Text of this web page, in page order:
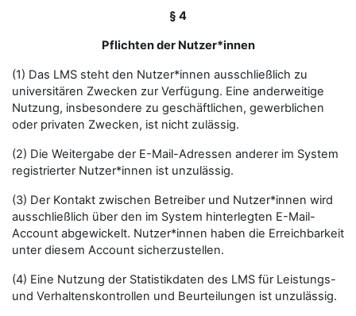
§ 4
Pflichten der Nutzer*innen
(1) Das LMS steht den Nutzer*innen ausschließlich zu
universitären Zwecken zur Verfügung. Eine anderweitige
Nutzung, insbesondere zu geschäftlichen, gewerblichen
oder privaten Zwecken, ist nicht zulässig.
(2) Die Weitergabe der E-Mail-Adressen anderer im System
registrierter Nutzer*innen ist unzulässig.
(3) Der Kontakt zwischen Betreiber und Nutzer*innen wird
ausschließlich über den im System hinterlegten E-Mail-
Account abgewickelt. Nutzer*innen haben die Erreichbarkeit
unter diesem Account sicherzustellen.
(4) Eine Nutzung der Statistikdaten des LMS für Leistungs-
und Verhaltenskontrollen und Beurteilungen ist unzulässig.